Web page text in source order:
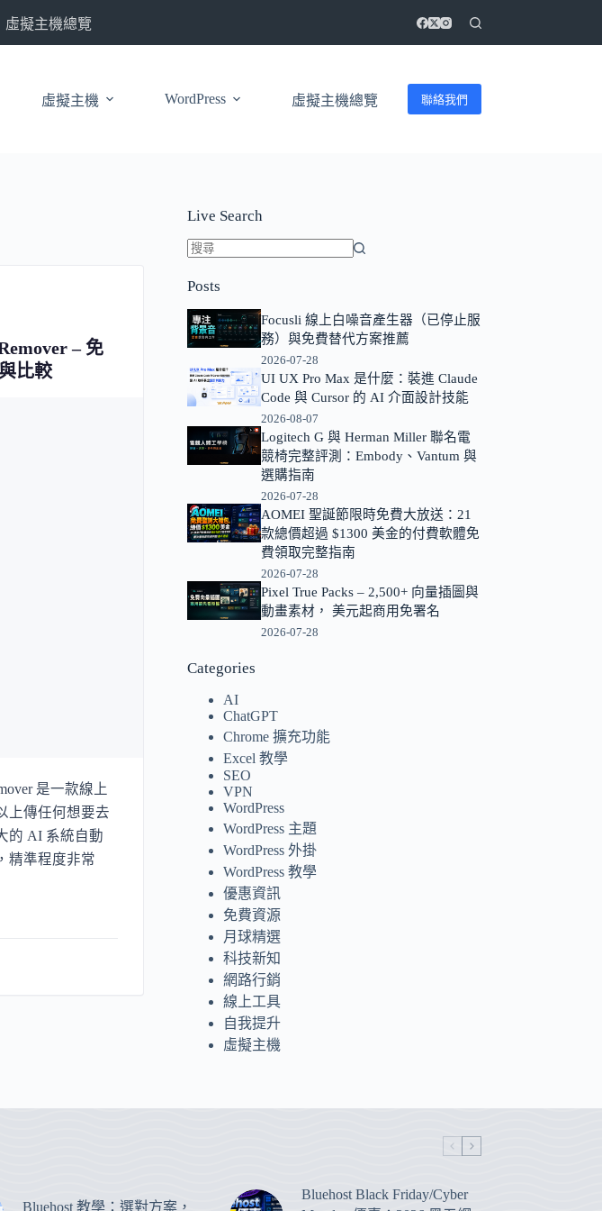
虛擬主機總覽
虛擬主機 WordPress 虛擬主機總覽 聯絡我們
– 免
比較
是一款線上
上傳任何想要去
的 AI 系統自動
精準程度非常
Live Search
不
到
符
條
件
結
果
Posts
Focusli 線上白噪音產生器（已停止服
務）與免費替代方案推薦
2026-07-28
UI UX Pro Max 是什麼：裝進 Claude
Code 與 Cursor 的 AI 介面設計技能
2026-08-07
Logitech G 與 Herman Miller 聯名電
競椅完整評測：Embody、Vantum 與
選購指南
2026-07-28
AOMEI 聖誕節限時免費大放送：21
款總價超過 $1300 美金的付費軟體免
費領取完整指南
2026-07-28
Pixel True Packs – 2,500+ 向量插圖與
動畫素材， 美元起商用免署名
2026-07-28
Categories
AI
ChatGPT
Chrome 擴充功能
Excel 教學
SEO
VPN
WordPress
WordPress 主題
WordPress 外掛
WordPress 教學
優惠資訊
免費資源
月球精選
科技新知
網路行銷
線上工具
自我提升
虛擬主機
Bluehost 教學：選對方案，
Bluehost Black Friday/Cyber